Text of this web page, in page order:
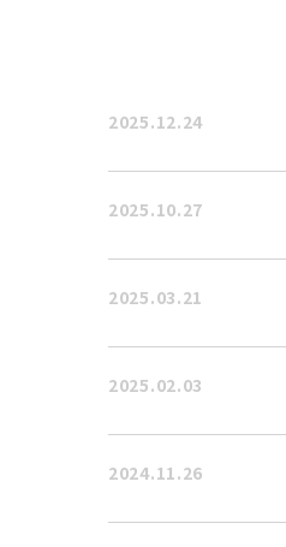
2025.12.24
2025.10.27
2025.03.21
2025.02.03
2024.11.26